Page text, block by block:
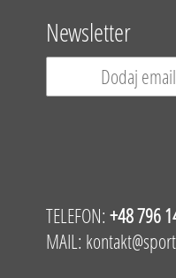
Newsletter
TELEFON: +48 796
MAIL: